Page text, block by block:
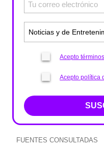
Acepto
Acepto política
FUENTES CONSULTADAS